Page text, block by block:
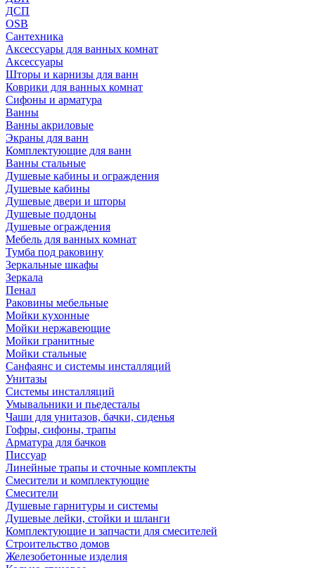
ДСП
OSB
Сантехника
Аксессуары для ванных комнат
Аксессуары
Шторы и карнизы для ванн
Коврики для ванных комнат
Сифоны и арматура
Ванны
Ванны акриловые
Экраны для ванн
Комплектующие для ванн
Ванны стальные
Душевые кабины и ограждения
Душевые кабины
Душевые двери и шторы
Душевые поддоны
Душевые ограждения
Мебель для ванных комнат
Тумба под раковину
Зеркальные шкафы
Зеркала
Пенал
Раковины мебельные
Мойки кухонные
Мойки нержавеющие
Мойки гранитные
Мойки стальные
Санфаянс и системы инсталляций
Унитазы
Системы инсталляций
Умывальники и пьедесталы
Чаши для унитазов, бачки, сиденья
Гофры, сифоны, трапы
Арматура для бачков
Писсуар
Линейные трапы и сточные комплекты
Смесители и комплектующие
Смесители
Душевые гарнитуры и системы
Душевые лейки, стойки и шланги
Комплектующие и запчасти для смесителей
Строительство домов
Железобетонные изделия